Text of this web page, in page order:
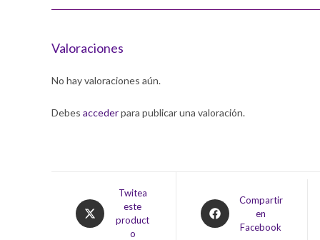
Valoraciones
No hay valoraciones aún.
Debes accederpara publicar una valoración.
in
a
Twitea
este
product
o
Opens
in
Compartir
en
Facebook